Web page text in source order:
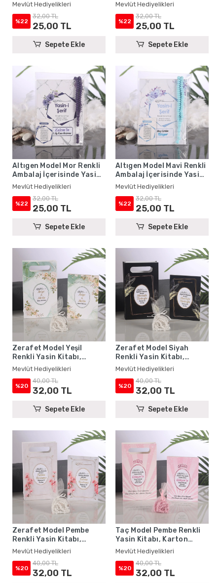
Tesbih - Mevlüt
Hediyelikleri
Mevlüt Hediyelikleri
%22
32,00 TL
25,00 TL
Sepete Ekle
Tesbih - Mevlüt
Hediyelikleri
Mevlüt Hediyelikleri
%22
32,00 TL
25,00 TL
Sepete Ekle
Altıgen Model Mor Renkli
Ambalaj İçerisinde Yasin
Kitabı, Magnet ve Tesbih -
Mevlüt Hediyelikleri
Mevlüt Hediyelikleri
%22
32,00 TL
25,00 TL
Sepete Ekle
Altıgen Model Mavi Renkli
Ambalaj İçerisinde Yasin
Kitabı, Magnet ve Tesbih -
Mevlüt Hediyelikleri
Mevlüt Hediyelikleri
%22
32,00 TL
25,00 TL
Sepete Ekle
Zerafet Model Yeşil
Renkli Yasin Kitabı,
Karton Çanta ve Tesbih -
Mevlüt Hediyelikleri
Mevlüt Hediyelikleri
%20
40,00 TL
32,00 TL
Sepete Ekle
Zerafet Model Siyah
Renkli Yasin Kitabı,
Karton Çanta ve Tesbih -
Mevlüt Hediyelikleri
Mevlüt Hediyelikleri
%20
40,00 TL
32,00 TL
Sepete Ekle
Zerafet Model Pembe
Renkli Yasin Kitabı,
Karton Çanta ve Tesbih -
Mevlüt Hediyelikleri
Mevlüt Hediyelikleri
%20
40,00 TL
32,00 TL
Taç Model Pembe Renkli
Yasin Kitabı, Karton
Çanta ve Tesbih - Mevlüt
Hediyelikleri
Mevlüt Hediyelikleri
%20
40,00 TL
32,00 TL